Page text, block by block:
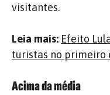
visitantes.
Leia mais: Efeito
turistas no primeiro
Acima da média